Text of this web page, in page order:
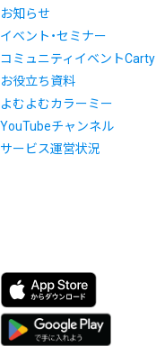
お知らせ
イベント・セミナー
コミュニティイベントCarty
お役立ち資料
よむよむカラーミー
YouTubeチャンネル
サービス運営状況